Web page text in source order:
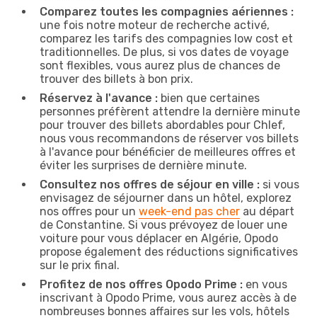
Comparez toutes les compagnies aériennes :
une fois notre moteur de recherche activé,
comparez les tarifs des compagnies low cost et
traditionnelles. De plus, si vos dates de voyage
sont flexibles, vous aurez plus de chances de
trouver des billets à bon prix.
Réservez à l'avance : bien que certaines
personnes préfèrent attendre la dernière minute
pour trouver des billets abordables pour Chlef,
nous vous recommandons de réserver vos billets
à l'avance pour bénéficier de meilleures offres et
éviter les surprises de dernière minute.
Consultez nos offres de séjour en ville : si vous
envisagez de séjourner dans un hôtel, explorez
nos offres pour un week-end pas cher au départ
de Constantine. Si vous prévoyez de louer une
voiture pour vous déplacer en Algérie, Opodo
propose également des réductions significatives
sur le prix final.
Profitez de nos offres Opodo Prime : en vous
inscrivant à Opodo Prime, vous aurez accès à de
nombreuses bonnes affaires sur les vols, hôtels